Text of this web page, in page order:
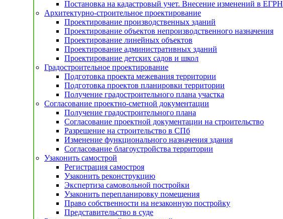
Постановка на кадастровый учет. Внесение изменений в ЕГРН
Архитектурно-строительное проектирование
Проектирование производственных зданий
Проектирование объектов непроизводственного назначения
Проектирование линейных объектов
Проектирование административных зданий
Проектирование детских садов и школ
Градостроительное проектирование
Подготовка проекта межевания территории
Подготовка проектов планировки территории
Получение градостроительного плана участка
Согласование проектно-сметной документации
Получение градостроительного плана
Согласование проектной документации на строительство
Разрешение на строительство в СПб
Изменение функционального назначения здания
Согласование благоустройства территории
Узаконить самострой
Регистрация самостроя
Узаконить реконструкцию
Экспертиза самовольной постройки
Узаконить перепланировку помещения
Право собственности на незаконную постройку
Представительство в суде